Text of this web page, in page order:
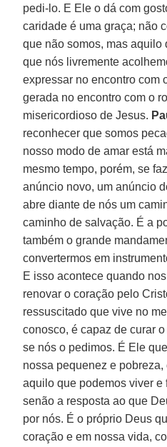
pedi-lo. E Ele o dá com
caridade é uma graça; não
que não somos, mas aquilo
que nós livremente
expressar no encontro com
gerada no encontro com o
misericordioso de Jesus.
reconhecer que somos
nosso modo de amar está
mesmo tempo, porém, se
anúncio novo, um anúncio
abre diante de nós um
caminho de salvação. É a
também o grande
convertermos em
E isso acontece quando
renovar o coração pelo
ressuscitado que vive no
conosco, é capaz de curar
se nós o pedimos. É Ele
nossa pequenez e
aquilo que podemos viver
senão a resposta ao que
por nós. É o próprio Deus
coração e em nossa vida,